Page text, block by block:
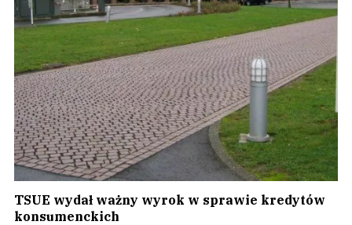
TSUE wydał ważny wyrok w sprawie kredytów
konsumenckich